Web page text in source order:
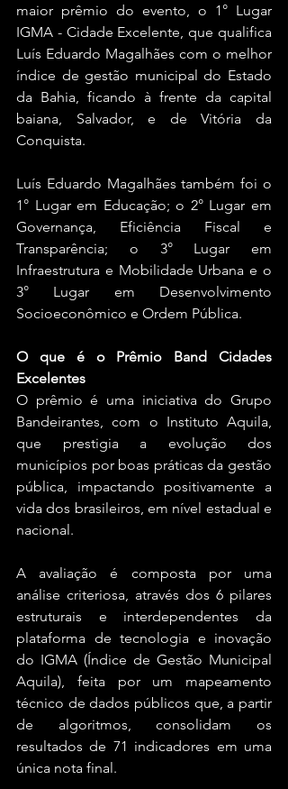
maior prêmio do evento, o 1° Lugar
IGMA - Cidade Excelente, que qualifica
Luís Eduardo Magalhães com o melhor
índice de gestão municipal do Estado
da Bahia, ficando à frente da capital
baiana, Salvador, e de Vitória da
Conquista.
Luís Eduardo Magalhães também foi o
1° Lugar em Educação; o 2° Lugar em
Governança, Eficiência Fiscal e
Transparência; o 3° Lugar em
Infraestrutura e Mobilidade Urbana e o
3° Lugar em Desenvolvimento
Socioeconômico e Ordem Pública.
O que é o Prêmio Band Cidades
Excelentes
O prêmio é uma iniciativa do Grupo
Bandeirantes, com o Instituto Aquila,
que prestigia a evolução dos
municípios por boas práticas da gestão
pública, impactando positivamente a
vida dos brasileiros, em nível estadual e
nacional.
A avaliação é composta por uma
análise criteriosa, através dos 6 pilares
estruturais e interdependentes da
plataforma de tecnologia e inovação
do IGMA (Índice de Gestão Municipal
Aquila), feita por um mapeamento
técnico de dados públicos que, a partir
de algoritmos, consolidam os
resultados de 71 indicadores em uma
única nota final.